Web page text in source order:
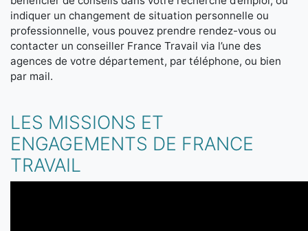
indiquer un changement de situation personnelle ou
professionnelle, vous pouvez prendre rendez-vous ou
contacter un conseiller France Travail via l’une des
agences de votre département, par téléphone, ou bien
par mail.
LES MISSIONS ET
ENGAGEMENTS DE FRANCE
TRAVAIL